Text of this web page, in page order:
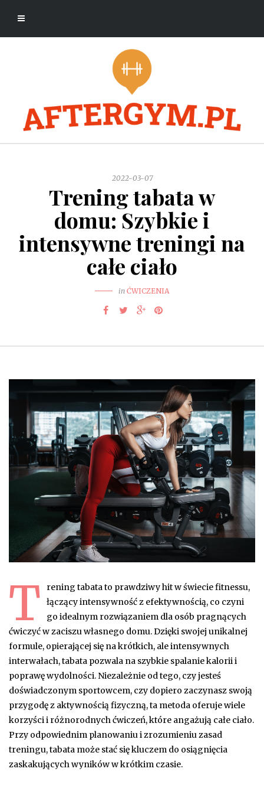
2022-03-07
Trening tabata w
domu: Szybkie i
intensywne treningi na
całe ciało
in ĆWICZENIA
T
rening tabata to prawdziwy hit w świecie fitnessu,
łączący intensywność z efektywnością, co czyni
go idealnym rozwiązaniem dla osób pragnących
ćwiczyć w zaciszu własnego domu. Dzięki swojej unikalnej
formule, opierającej się na krótkich, ale intensywnych
interwałach, tabata pozwala na szybkie spalanie kalorii i
poprawę wydolności. Niezależnie od tego, czy jesteś
doświadczonym sportowcem, czy dopiero zaczynasz swoją
przygodę z aktywnością fizyczną, ta metoda oferuje wiele
korzyści i różnorodnych ćwiczeń, które angażują całe ciało.
Przy odpowiednim planowaniu i zrozumieniu zasad
treningu, tabata może stać się kluczem do osiągnięcia
zaskakujących wyników w krótkim czasie.